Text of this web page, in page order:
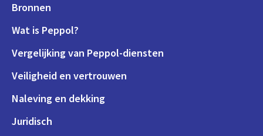
Bronnen
Wat is Peppol?
Vergelijking van Peppol-diensten
Veiligheid en vertrouwen
Naleving en dekking
Juridisch